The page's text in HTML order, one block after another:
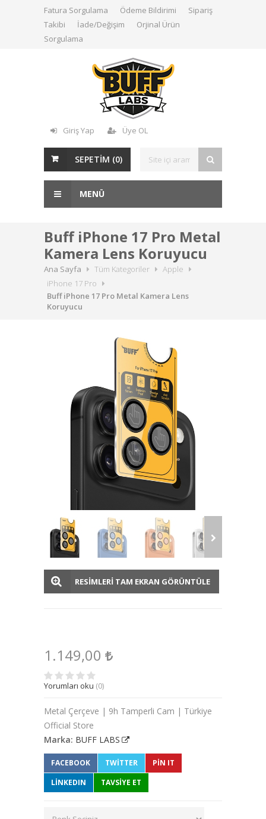
Fatura Sorgulama Ödeme Bildirimi
Sipariş
Takibi
İade/Değişim
Orjinal Ürün
Sorgulama
Giriş Yap Üye OL
SEPETİM (0)
MENÜ
Buff iPhone 17 Pro Metal
Kamera Lens Koruyucu
Ana Sayfa Tüm Kategoriler
Apple
iPhone 17 Pro
Buff iPhone 17 Pro Metal Kamera Lens
Koruyucu
RESİMLERİ TAM EKRAN GÖRÜNTÜLE
1.149,00
Yorumları oku (0)
Metal Çerçeve | 9h Tamperli Cam | Türkiye
Official Store
Marka: BUFF LABS
FACEBOOK TWITTER
PIN IT
LINKEDIN
TAVSİYE ET